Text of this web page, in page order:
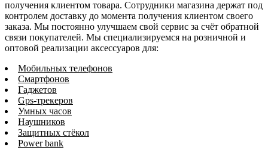
получения клиентом товара. Сотрудники магазина держат под
контролем доставку до момента получения клиентом своего
заказа. Мы постоянно улучшаем свой сервис за счёт обратной
связи покупателей. Мы специализируемся на розничной и
оптовой реализации аксессуаров для:
Мобильных телефонов
Смартфонов
Гаджетов
Gps-трекеров
Умных часов
Наушников
Защитных стёкол
Power bank